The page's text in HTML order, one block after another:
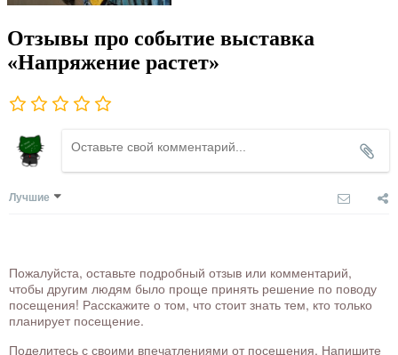
Отзывы про событие выставка
«Напряжение растет»
Лучшие
Пожалуйста, оставьте подробный отзыв или комментарий,
чтобы другим людям было проще принять решение по поводу
посещения! Расскажите о том, что стоит знать тем, кто только
планирует посещение.
Поделитесь с своими впечатлениями от посещения. Напишите